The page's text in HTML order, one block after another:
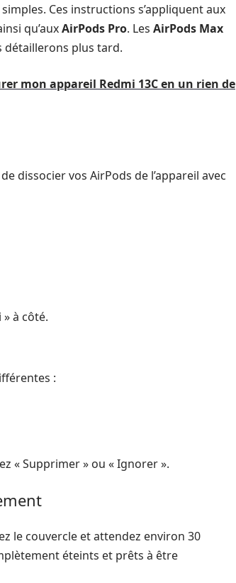
Ces instructions s’appliquent aux
qu’auxAirPods Pro. Les AirPods Max
détaillerons plus tard.
mon appareil Redmi 13C en un rien de
dissocier vos AirPods de l’appareil avec
à côté.
:
« Supprimer » ou « Ignorer ».
le couvercle et attendez environ 30
éteints et prêts à être